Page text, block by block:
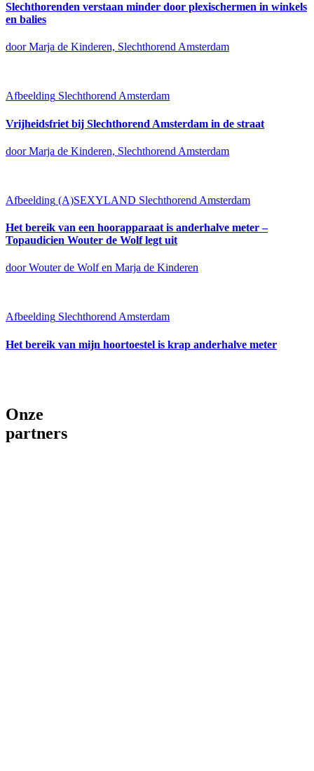
Slechthorenden verstaan minder door plexischermen in winkels
en balies
door Marja de Kinderen, Slechthorend Amsterdam
Afbeelding Slechthorend Amsterdam
Vrijheidsfriet bij Slechthorend Amsterdam in de straat
door Marja de Kinderen, Slechthorend Amsterdam
Afbeelding (A)SEXYLAND Slechthorend Amsterdam
Het bereik van een hoorapparaat is anderhalve meter –
Topaudicien Wouter de Wolf legt uit
door Wouter de Wolf en Marja de Kinderen
Afbeelding Slechthorend Amsterdam
Het bereik van mijn hoortoestel is krap anderhalve meter
Onze
partners